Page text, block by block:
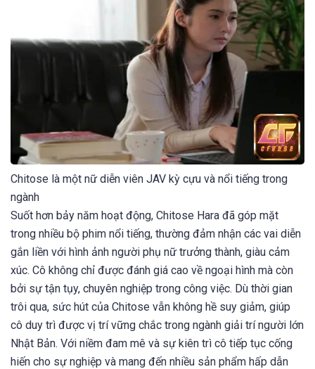
Chitose là một nữ diễn viên JAV kỳ cựu và nổi tiếng trong
ngành
Suốt hơn bảy năm hoạt động, Chitose Hara đã góp mặt
trong nhiều bộ phim nổi tiếng, thường đảm nhận các vai diễn
gắn liền với hình ảnh người phụ nữ trưởng thành, giàu cảm
xúc. Cô không chỉ được đánh giá cao về ngoại hình mà còn
bởi sự tận tụy, chuyên nghiệp trong công việc. Dù thời gian
trôi qua, sức hút của Chitose vẫn không hề suy giảm, giúp
cô duy trì được vị trí vững chắc trong ngành giải trí người lớn
Nhật Bản. Với niềm đam mê và sự kiên trì cô tiếp tục cống
hiến cho sự nghiệp và mang đến nhiều sản phẩm hấp dẫn